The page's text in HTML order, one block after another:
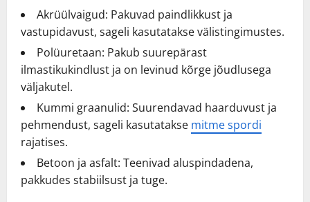
Akrüülvaigud: Pakuvad paindlikkust ja
vastupidavust, sageli kasutatakse välistingimustes.
Polüuretaan: Pakub suurepärast
ilmastikukindlust ja on levinud kõrge jõudlusega
väljakutel.
Kummi graanulid: Suurendavad haarduvust ja
pehmendust, sageli kasutatakse mitme spordi
rajatises.
Betoon ja asfalt: Teenivad aluspindadena,
pakkudes stabiilsust ja tuge.